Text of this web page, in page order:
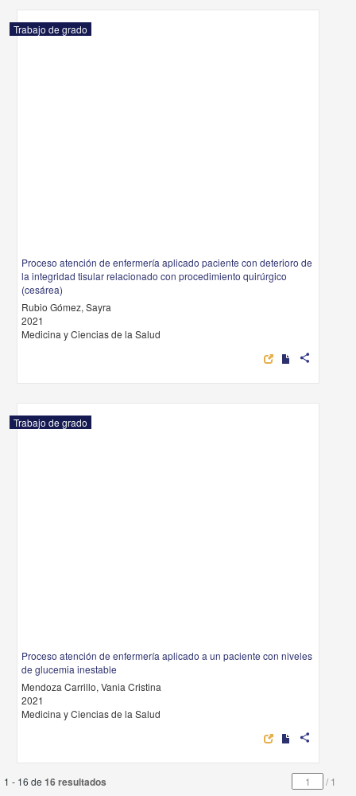
Trabajo de grado
Proceso atención de enfermería aplicado paciente con deterioro de
la integridad tisular relacionado con procedimiento quirúrgico
(cesárea)
Rubio Gómez, Sayra
2021
Medicina y Ciencias de la Salud
share
Trabajo de grado
Proceso atención de enfermería aplicado a un paciente con niveles
de glucemia inestable
Mendoza Carrillo, Vania Cristina
2021
Medicina y Ciencias de la Salud
share
1 - 16 de 16 resultados /1